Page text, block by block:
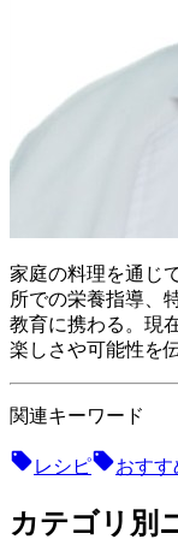
家庭の料理を通じ
所での栄養指導、
教育に携わる。 現
楽しさや可能性を
関連キーワード
レシピ おす
カテゴリ別